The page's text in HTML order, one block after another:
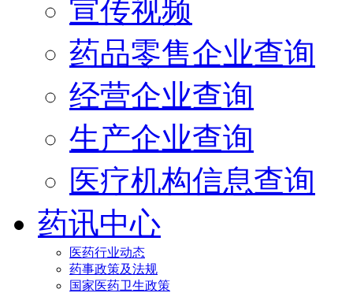
宣传视频
药品零售企业查询
经营企业查询
生产企业查询
医疗机构信息查询
药讯中心
医药行业动态
药事政策及法规
国家医药卫生政策